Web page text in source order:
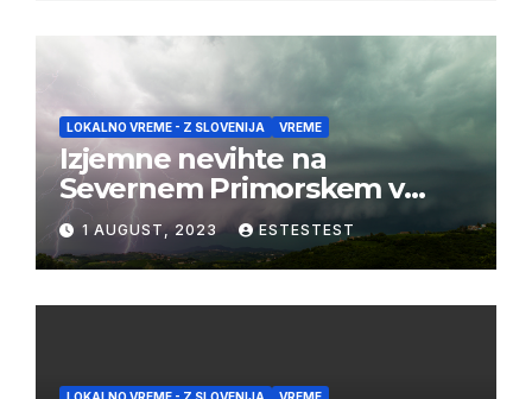
LOKALNO VREME - Z SLOVENIJA VREME
Izjemne nevihte na
Severnem Primorskem v
juliju 2023
1 AUGUST, 2023 ESTESTEST